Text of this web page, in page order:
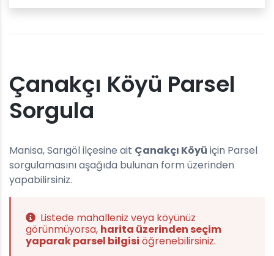
Çanakçı Köyü Parsel
Sorgula
Manisa, Sarıgöl ilçesine ait Çanakçı Köyü için Parsel
sorgulamasını aşağıda bulunan form üzerinden
yapabilirsiniz.
Listede mahalleniz veya köyünüz
görünmüyorsa, harita üzerinden seçim
yaparak parsel bilgisi öğrenebilirsiniz.